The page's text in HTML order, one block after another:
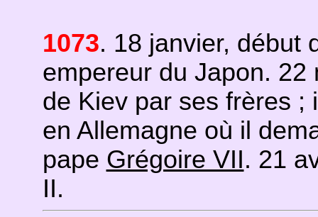
1073. 18 janvier, début
empereur du Japon.
de Kiev par ses frères ;
en Allemagne où il
pape Grégoire VII. 21
II.